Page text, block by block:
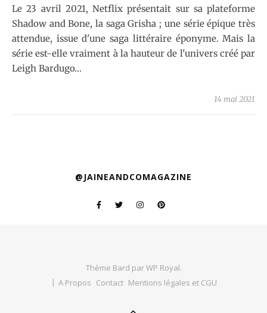
Le 23 avril 2021, Netflix présentait sur sa plateforme
Shadow and Bone, la saga Grisha ; une série épique très
attendue, issue d'une saga littéraire éponyme. Mais la
série est-elle vraiment à la hauteur de l'univers créé par
Leigh Bardugo…
14 mai 2021
@JAINEANDCOMAGAZINE
Thème Bard parWP Royal.
A Propos Contact Mentions légales et CGU